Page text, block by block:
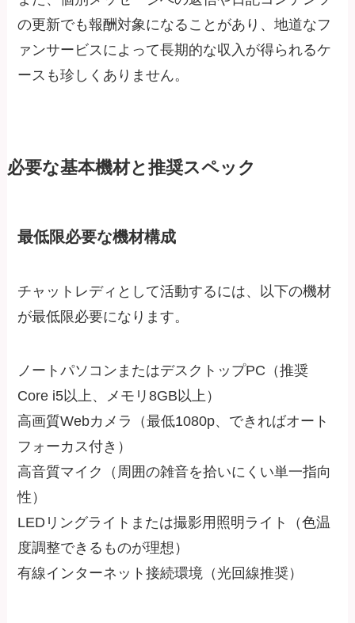
の更新でも報酬対象になることがあり、地道なフ
ァンサービスによって長期的な収入が得られるケ
ースも珍しくありません。
必要な基本機材と推奨スペック
最低限必要な機材構成
チャットレディとして活動するには、以下の機材
が最低限必要になります。
ノートパソコンまたはデスクトップPC（推奨
Core i5以上、メモリ8GB以上）
高画質Webカメラ（最低1080p、できればオート
フォーカス付き）
高音質マイク（周囲の雑音を拾いにくい単一指向
性）
LEDリングライトまたは撮影用照明ライト（色温
度調整できるものが理想）
有線インターネット接続環境（光回線推奨）